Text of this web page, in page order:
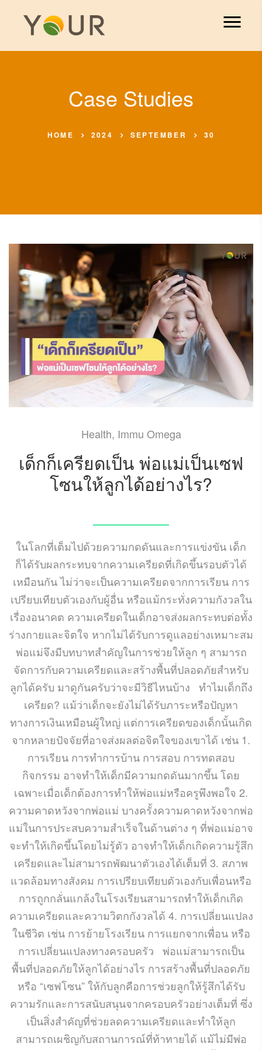
Case Studies
HOME 2024 SEPTEMBER 30
Health, Immu Omega
เด็กก็เครียดเป็น พ่อแม่เป็นเซฟ
โซนให้ลูกได้อย่างไร?
ในโลกที่เต็มไปด้วยความกดดันและการแข่งขัน เด็ก
ก็ได้รับผลกระทบจากความเครียดที่เกิดขึ้นรอบตัวได้
เหมือนกัน ไม่ว่าจะเป็นความเครียดจากการเรียน การ
เปรียบเทียบตัวเองกับผู้อื่น หรือแม้กระทั่งความกังวลใน
เรื่องอนาคต ความเครียดในเด็กอาจส่งผลกระทบต่อทั้ง
ร่างกายและจิตใจ หากไม่ได้รับการดูแลอย่างเหมาะสม
พ่อแม่จึงมีบทบาทสำคัญในการช่วยให้ลูก ๆ สามารถ
จัดการกับความเครียดและสร้างพื้นที่ปลอดภัยสำหรับ
ลูกได้ครับ มาดูกันครับว่าจะมีวิธีไหนบ้าง ทำไมเด็กถึง
เครียด? แม้ว่าเด็กจะยังไม่ได้รับภาระหรือปัญหา
ทางการเงินเหมือนผู้ใหญ่ แต่การเครียดของเด็กนั้นเกิด
จากหลายปัจจัยที่อาจส่งผลต่อจิตใจของเขาได้ เช่น 1.
การเรียน การทำการบ้าน การสอบ การทดสอบ
กิจกรรม อาจทำให้เด็กมีความกดดันมากขึ้น โดย
เฉพาะเมื่อเด็กต้องการทำให้พ่อแม่หรือครูพึงพอใจ 2.
ความคาดหวังจากพ่อแม่ บางครั้งความคาดหวังจากพ่อ
แม่ในการประสบความสำเร็จในด้านต่าง ๆ ที่พ่อแม่อาจ
จะทำให้เกิดขึ้นโดยไม่รู้ตัว อาจทำให้เด็กเกิดความรู้สึก
เครียดและไม่สามารถพัฒนาตัวเองได้เต็มที่ 3. สภาพ
แวดล้อมทางสังคม การเปรียบเทียบตัวเองกับเพื่อนหรือ
การถูกกลั่นแกล้งในโรงเรียนสามารถทำให้เด็กเกิด
ความเครียดและความวิตกกังวลได้ 4. การเปลี่ยนแปลง
ในชีวิต เช่น การย้ายโรงเรียน การแยกจากเพื่อน หรือ
การเปลี่ยนแปลงทางครอบครัว พ่อแม่สามารถเป็น
พื้นที่ปลอดภัยให้ลูกได้อย่างไร การสร้างพื้นที่ปลอดภัย
หรือ “เซฟโซน” ให้กับลูกคือการช่วยลูกให้รู้สึกได้รับ
ความรักและการสนับสนุนจากครอบครัวอย่างเต็มที่ ซึ่ง
เป็นสิ่งสำคัญที่ช่วยลดความเครียดและทำให้ลูก
สามารถเผชิญกับสถานการณ์ที่ท้าทายได้ แม้ไม่มีพ่อ